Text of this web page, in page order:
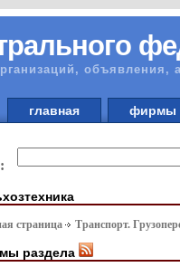
объявления,
главная
страница Транспорт.
раздела